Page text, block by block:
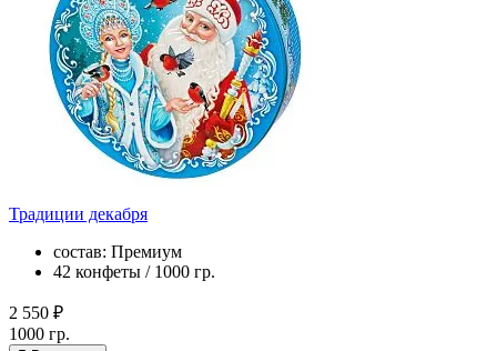
Традиции декабря
состав: Премиум
42 конфеты / 1000 гр.
2 550 ₽
1000 гр.